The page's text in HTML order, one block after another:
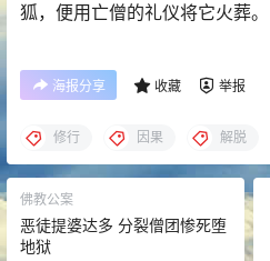
狐，便用亡僧的礼仪将它火葬。
海报分享 收藏 举报
修行 因果 解脱
佛教公案
恶徒提婆达多 分裂僧团惨死堕
地狱